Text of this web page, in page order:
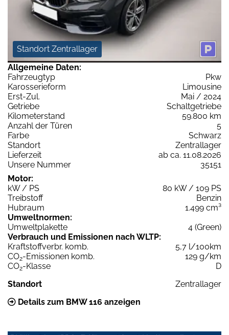
Standort Zentrallager
Allgemeine Daten:
Fahrzeugtyp
Pkw
Karosserieform
Limousine
Erst-Zul.
Mai / 2024
Getriebe
Schaltgetriebe
Kilometerstand
59.800 km
Anzahl der Türen
5
Farbe
Schwarz
Standort
Zentrallager
Lieferzeit
ab ca. 11.08.2026
Unsere Nummer
35151
Motor:
kW / PS
80 kW / 109 PS
Treibstoff
Benzin
Hubraum
1.499 cm³
Umweltnormen:
Umweltplakette
4 (Green)
Verbrauch und Emissionen nach WLTP:
Kraftstoffverbr. komb.
5,7 l/100km
CO2-Emissionen komb.
129 g/km
CO2-Klasse
D
Standort
Zentrallager
Details zum BMW 116 anzeigen